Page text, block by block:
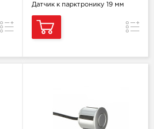
Сравнение
Датчик к парктронику 19 мм